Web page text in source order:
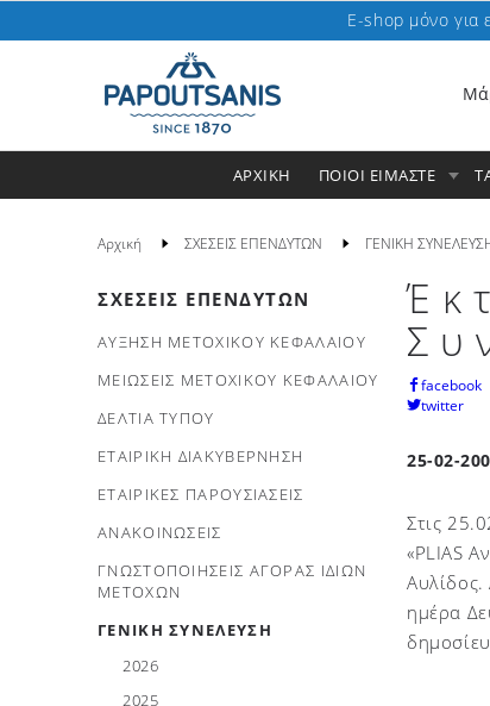
E-shop μόνο για
ΑΡΧΙΚΗ ΠΟΙΟΙ ΕΙΜΑΣΤΕ
Αρχική ΣΧΕΣΕΙΣ ΕΠΕΝΔΥΤΩΝ ΓΕΝΙΚΗ
ΣΧΕΣΕΙΣ ΕΠΕΝΔΥΤΩΝ
ΑΥΞΗΣΗ ΜΕΤΟΧΙΚΟΥ ΚΕΦΑΛΑΙΟΥ
ΜΕΙΩΣΕΙΣ ΜΕΤΟΧΙΚΟΥ ΚΕΦΑΛΑΙΟΥ
ΔΕΛΤΙΑ ΤΥΠΟΥ
ΕΤΑΙΡΙΚΗ ΔΙΑΚΥΒΕΡΝΗΣΗ
ΕΤΑΙΡΙΚΕΣ ΠΑΡΟΥΣΙΑΣΕΙΣ
ΑΝΑΚΟΙΝΩΣΕΙΣ
ΓΝΩΣΤΟΠΟΙΗΣΕΙΣ ΑΓΟΡΑΣ ΙΔΙΩΝ
ΜΕΤΟΧΩΝ
ΓΕΝΙΚΗ ΣΥΝΕΛΕΥΣΗ
2026
2025
facebook
twitter
25-02-
Στις
«PLIAS
Αυλίδος.
ημέρα